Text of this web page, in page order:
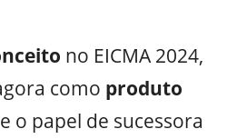
no EICMA 2024,
como produto
o papel de sucessora